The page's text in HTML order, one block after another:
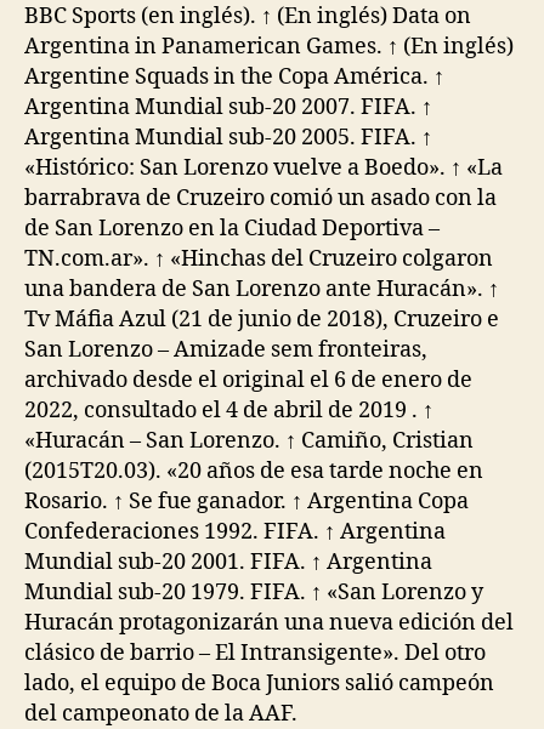
BBC Sports (en inglés). ↑ (En inglés) Data on
Argentina in Panamerican Games. ↑ (En inglés)
Argentine Squads in the Copa América. ↑
Argentina Mundial sub-20 2007. FIFA. ↑
Argentina Mundial sub-20 2005. FIFA. ↑
«Histórico: San Lorenzo vuelve a Boedo». ↑ «La
barrabrava de Cruzeiro comió un asado con la
de San Lorenzo en la Ciudad Deportiva –
TN.com.ar». ↑ «Hinchas del Cruzeiro colgaron
una bandera de San Lorenzo ante Huracán». ↑
Tv Máfia Azul (21 de junio de 2018), Cruzeiro e
San Lorenzo – Amizade sem fronteiras,
archivado desde el original el 6 de enero de
2022, consultado el 4 de abril de 2019 . ↑
«Huracán – San Lorenzo. ↑ Camiño, Cristian
(2015T20.03). «20 años de esa tarde noche en
Rosario. ↑ Se fue ganador. ↑ Argentina Copa
Confederaciones 1992. FIFA. ↑ Argentina
Mundial sub-20 2001. FIFA. ↑ Argentina
Mundial sub-20 1979. FIFA. ↑ «San Lorenzo y
Huracán protagonizarán una nueva edición del
clásico de barrio – El Intransigente». Del otro
lado, el equipo de Boca Juniors salió campeón
del campeonato de la AAF.